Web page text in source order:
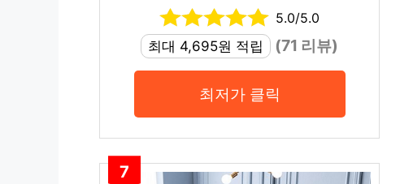
5.0/5.0
최대 4,695원 적립
(71 리뷰)
최저가 클릭
7